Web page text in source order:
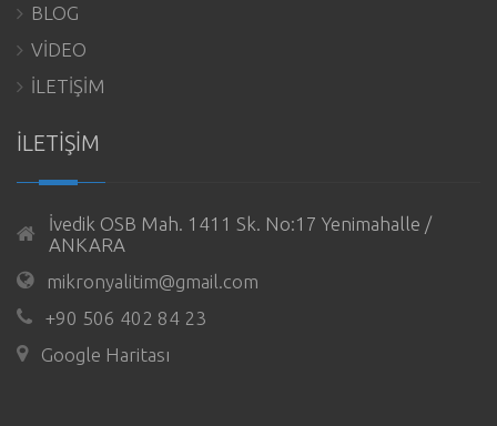
BLOG
VİDEO
İLETİŞİM
İLETİŞİM
İvedik OSB Mah. 1411 Sk. No:17 Yenimahalle /
ANKARA
mikronyalitim@gmail.com
+90 506 402 84 23
Google Haritası